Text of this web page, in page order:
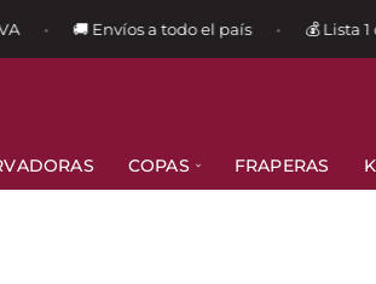
🚚 Envíos a todo el país 💰 Lista 1
COPAS FRAPERAS